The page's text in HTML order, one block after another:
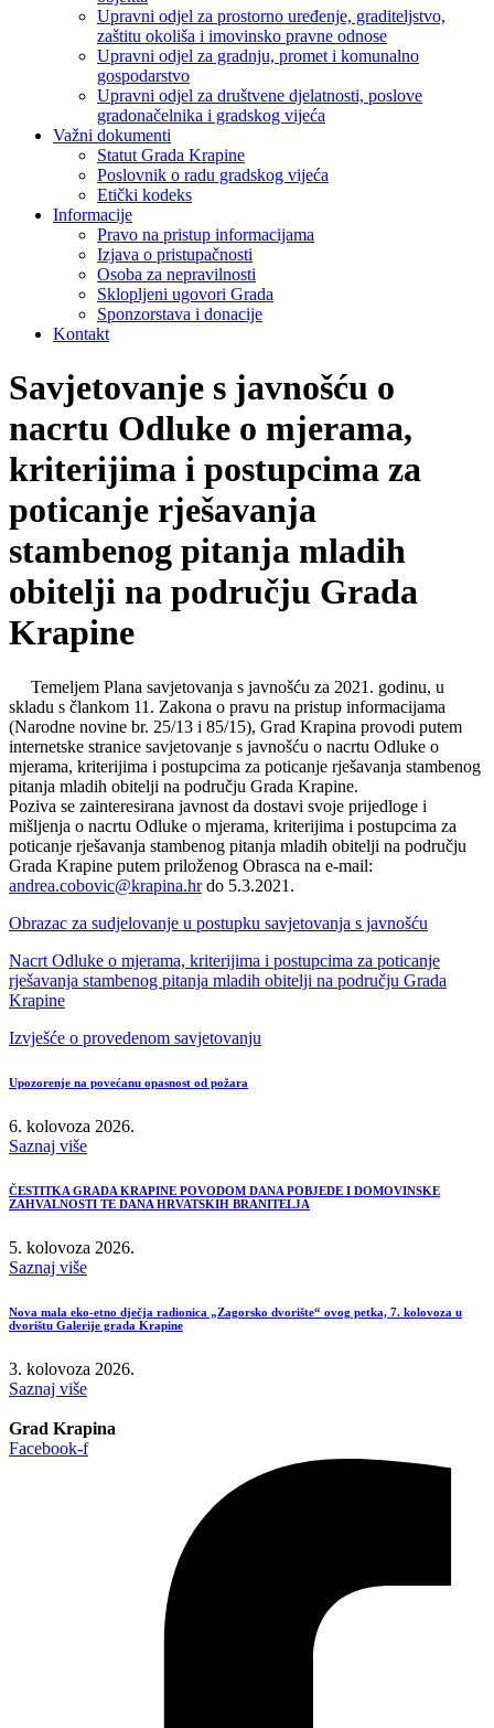
Upravni odjel za prostorno uređenje, graditeljstvo,
zaštitu okoliša i imovinsko pravne odnose
Upravni odjel za gradnju, promet i komunalno
gospodarstvo
Upravni odjel za društvene djelatnosti, poslove
gradonačelnika i gradskog vijeća
Važni dokumenti
Statut Grada Krapine
Poslovnik o radu gradskog vijeća
Etički kodeks
Informacije
Pravo na pristup informacijama
Izjava o pristupačnosti
Osoba za nepravilnosti
Sklopljeni ugovori Grada
Sponzorstava i donacije
Kontakt
Savjetovanje s javnošću o
nacrtu Odluke o mjerama,
kriterijima i postupcima za
poticanje rješavanja
stambenog pitanja mladih
obitelji na području Grada
Krapine
Temeljem Plana savjetovanja s javnošću za 2021. godinu, u
skladu s člankom 11. Zakona o pravu na pristup informacijama
(Narodne novine br. 25/13 i 85/15), Grad Krapina provodi putem
internetske stranice savjetovanje s javnošću o nacrtu Odluke o
mjerama, kriterijima i postupcima za poticanje rješavanja stambenog
pitanja mladih obitelji na području Grada Krapine.
Poziva se zainteresirana javnost da dostavi svoje prijedloge i
mišljenja o nacrtu Odluke o mjerama, kriterijima i postupcima za
poticanje rješavanja stambenog pitanja mladih obitelji na području
Grada Krapine putem priloženog Obrasca na e-mail:
andrea.cobovic@krapina.hrdo 5.3.2021.
Obrazac za sudjelovanje u postupku savjetovanja s javnošću
Nacrt Odluke o mjerama, kriterijima i postupcima za poticanje
rješavanja stambenog pitanja mladih obitelji na području Grada
Krapine
Izvješće o provedenom savjetovanju
Upozorenje na povećanu opasnost od požara
6. kolovoza 2026.
Saznaj više
ČESTITKA GRADA KRAPINE POVODOM DANA POBJEDE I DOMOVINSKE
ZAHVALNOSTI TE DANA HRVATSKIH BRANITELJA
5. kolovoza 2026.
Saznaj više
Nova mala eko-etno dječja radionica „Zagorsko dvorište“ ovog petka, 7. kolovoza u
dvorištu Galerije grada Krapine
3. kolovoza 2026.
Saznaj više
Grad Krapina
Facebook-f